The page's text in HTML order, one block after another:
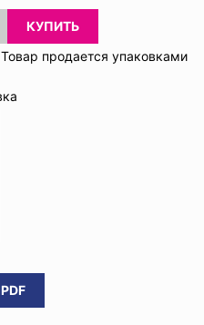
КУПИТЬ
продается упаковками